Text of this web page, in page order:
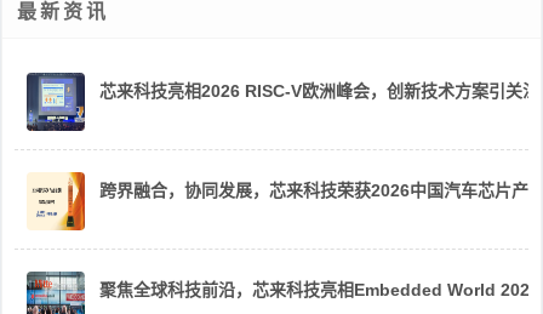
最新资讯
芯来科技亮相2026 RISC-V欧洲峰会，创新技术方案引关注
跨界融合，协同发展，芯来科技荣获2026中国汽车芯片产
聚焦全球科技前沿，芯来科技亮相Embedded World 2026